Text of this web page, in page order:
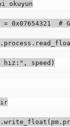
okuyun
= 0x07654321
hız:", speed)